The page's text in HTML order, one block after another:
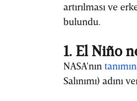
artırılması ve
bulundu.
1. El Niño
NASA'nın
Salınımı)